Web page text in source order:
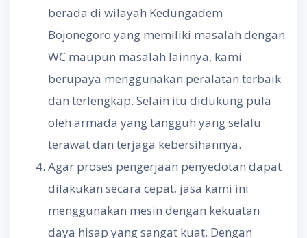
berada di wilayah Kedungadem
Bojonegoro yang memiliki masalah dengan
WC maupun masalah lainnya, kami
berupaya menggunakan peralatan terbaik
dan terlengkap. Selain itu didukung pula
oleh armada yang tangguh yang selalu
terawat dan terjaga kebersihannya.
Agar proses pengerjaan penyedotan dapat
dilakukan secara cepat, jasa kami ini
menggunakan mesin dengan kekuatan
daya hisap yang sangat kuat. Dengan